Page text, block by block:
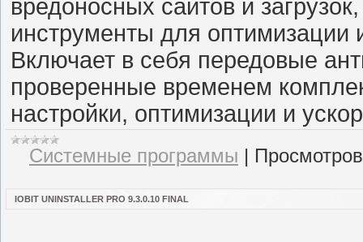
вредоносных сайтов и
инструменты для оптимизации
Включает в себя передовые
проверенные временем
настройки, оптимизации и
Системные программы |
IOBIT UNINSTALLER PRO 9.3.0.10 FINAL